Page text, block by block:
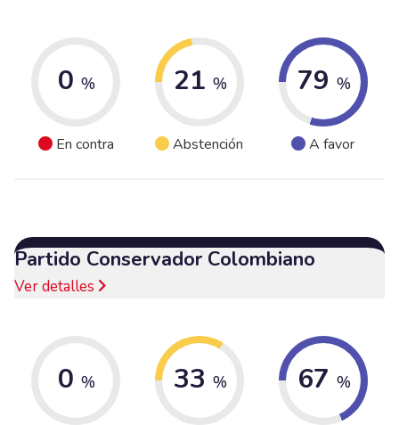
0 %
En contra
21 %
Abstención
79 %
A favor
Partido Conservador Colombiano
Ver detalles
0 % 33 % 67 %